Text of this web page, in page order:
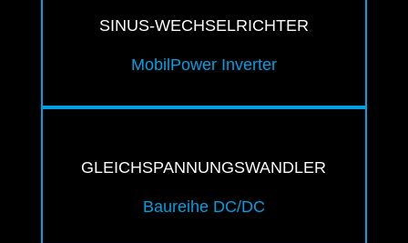
SINUS-WECHSELRICHTER
MobilPower Inverter
GLEICHSPANNUNGSWANDLER
Baureihe DC/DC